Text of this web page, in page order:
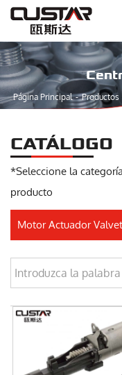
Página Principal Productos
CATÁLOGO
*Seleccione la
producto
Motor Actuador